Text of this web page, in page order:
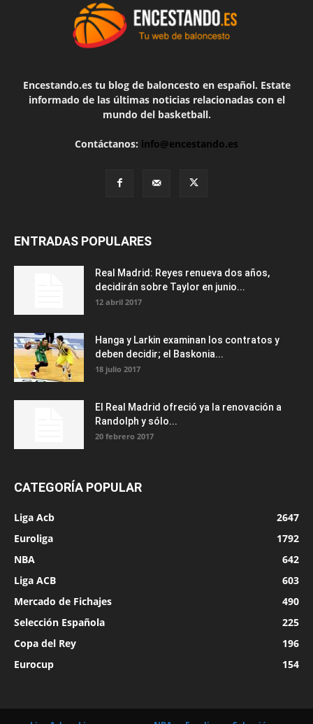
Encestando.es tu blog de baloncesto en español. Estate
informado de las últimas noticias relacionadas con el
mundo del basketball.
Contáctanos: info@encestando.es
ENTRADAS POPULARES
Real Madrid: Reyes renueva dos años,
decidirán sobre Taylor en junio...
12 abril 2017
Hanga y Larkin examinan los contratos y
deben decidir; el Baskonia...
18 julio 2017
El Real Madrid ofreció ya la renovación a
Randolph y sólo...
20 febrero 2017
CATEGORÍA POPULAR
Liga Acb
2647
Euroliga
1792
NBA
642
Liga ACB
603
Mercado de Fichajes
490
Selección Española
225
Copa del Rey
196
Eurocup
154